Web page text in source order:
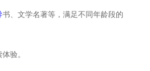
书、文学名著等，满足不同年龄段的
验。